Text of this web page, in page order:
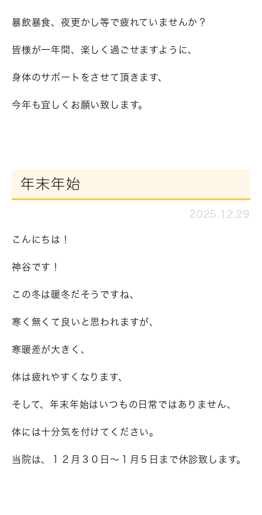
暴飲暴食、夜更かし等で疲れていませんか？
皆様が一年間、楽しく過ごせますように、
身体のサポートをさせて頂きます、
今年も宜しくお願い致します。
年末年始
2025.12.29
こんにちは！
神谷です！
この冬は暖冬だそうですね、
寒く無くて良いと思われますが、
寒暖差が大きく、
体は疲れやすくなります、
そして、年末年始はいつもの日常ではありません、
体には十分気を付けてください。
当院は、１２月３０日～１月５日まで休診致します。